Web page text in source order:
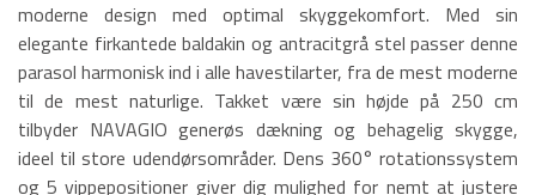
moderne design med optimal skyggekomfort. Med sin
elegante firkantede baldakin og antracitgrå stel passer denne
parasol harmonisk ind i alle havestilarter, fra de mest moderne
til de mest naturlige. Takket være sin højde på 250 cm
tilbyder NAVAGIO generøs dækning og behagelig skygge,
ideel til store udendørsområder. Dens 360° rotationssystem
og 5 vippepositioner giver dig mulighed for nemt at justere